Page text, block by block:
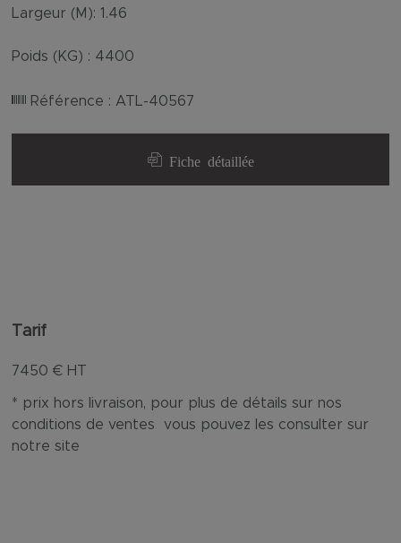
Largeur (M): 1.46
Poids (KG) : 4400
Référence : ATL-40567
Fiche détaillée
Tarif
7450€ HT
* prix hors livraison, pour plus de détails sur nos
conditions de ventes vous pouvez les consulter sur
notre site